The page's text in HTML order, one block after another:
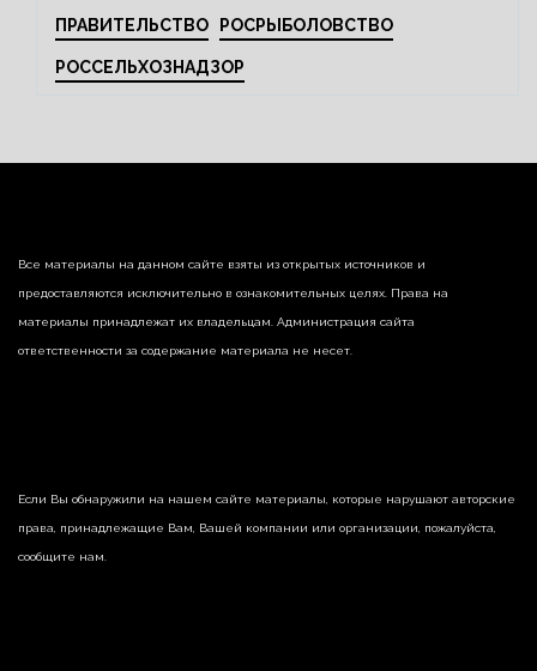
ПРАВИТЕЛЬСТВО РОСРЫБОЛОВСТВО
РОССЕЛЬХОЗНАДЗОР
Все материалы на данном сайте взяты из открытых источников и
предоставляются исключительно в ознакомительных целях. Права на
материалы принадлежат их владельцам. Администрация сайта
ответственности за содержание материала не несет.
Если Вы обнаружили на нашем сайте материалы, которые нарушают авторские
права, принадлежащие Вам, Вашей компании или организации, пожалуйста,
сообщите нам.